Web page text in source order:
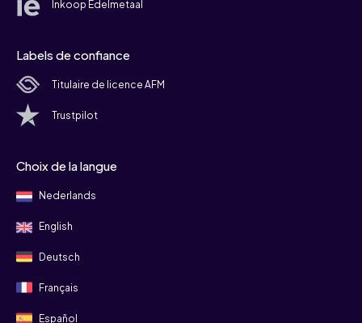
Inkoop Edelmetaal
Labels de confiance
Titulaire de licence AFM
Trustpilot
Choix de la langue
Nederlands
English
Deutsch
Français
Español